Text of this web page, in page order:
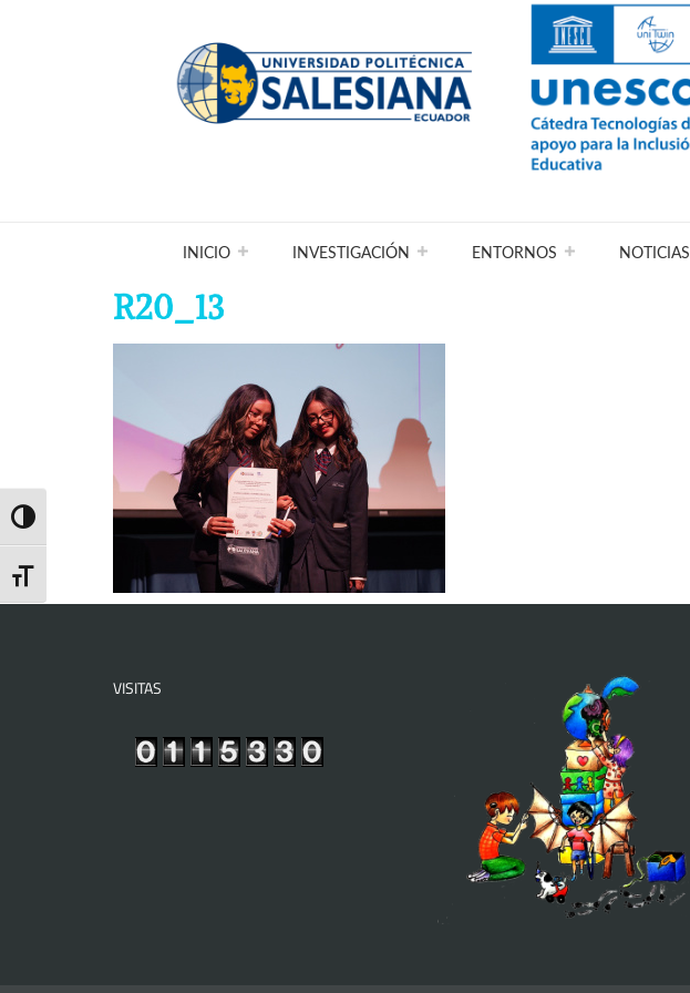
Toggle High Contrast
Toggle Font size
INICIO INVESTIGACIÓN ENTORNOS NOTICIAS
R20_13
VISITAS